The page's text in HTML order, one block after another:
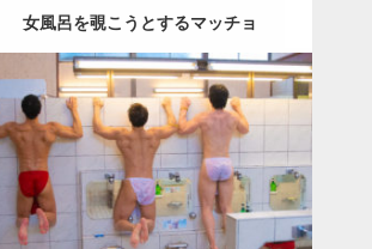
女風呂を覗こうとするマッチョ
Update:
2023.02.11
Category:筋肉銭湯2 その他
YOSHI
AKIHITO(細マッチョ) SOSUKE 背中 川
口 (埼玉)
ダウンロード